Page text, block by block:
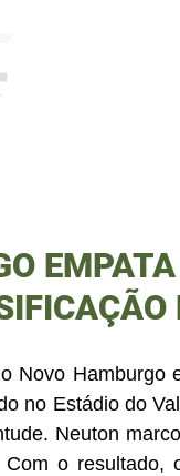
no Estádio do
Neuton
o